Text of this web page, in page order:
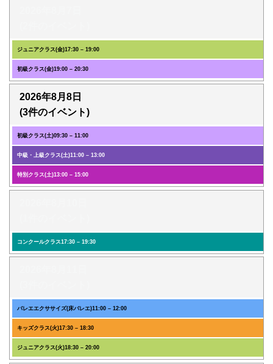
ジュニアクラス(金)17:30 – 19:00
初級クラス(金)19:00 – 20:30
2026年8月8日
(3件のイベント)
初級クラス(土)09:30 – 11:00
中級・上級クラス(土)11:00 – 13:00
特別クラス(土)13:00 – 15:00
コンクールクラス17:30 – 19:30
バレエエクササイズ(床バレエ)11:00 – 12:00
キッズクラス(火)17:30 – 18:30
ジュニアクラス(火)18:30 – 20:00